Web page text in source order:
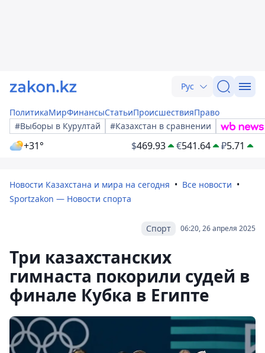
Рус
ПолитикаМирФинансыСтатьиПроисшествияПраво
#Выборы в Курултай
#Казахстан в сравнении
+31° $469.93 €541.64 ₽5.71
Новости Казахстана и мира на сегодня
Все новости
Sportzakon — Новости спорта
06:20, 26 апреля 2025
Спорт
Три казахстанских
гимнаста покорили судей в
финале Кубка в Египте